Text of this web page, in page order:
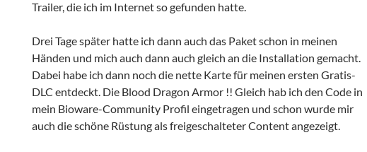
Trailer, die ich im Internet so gefunden hatte.
Drei Tage später hatte ich dann auch das Paket schon in meinen
Händen und mich auch dann auch gleich an die Installation gemacht.
Dabei habe ich dann noch die nette Karte für meinen ersten Gratis-
DLC entdeckt. Die Blood Dragon Armor !! Gleich hab ich den Code in
mein Bioware-Community Profil eingetragen und schon wurde mir
auch die schöne Rüstung als freigeschalteter Content angezeigt.